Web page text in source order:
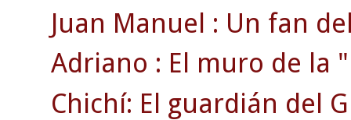
Juan Manuel : Un fan
Adriano : El muro de la
Chichí: El guardián del